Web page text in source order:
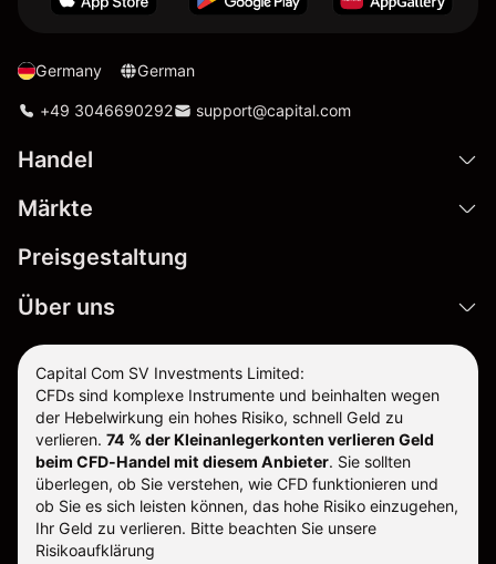
Germany German
+49 3046690292 support@capital.com
Handel
Märkte
Preisgestaltung
Über uns
Capital Com SV Investments Limited:
CFDs sind komplexe Instrumente und beinhalten wegen
der Hebelwirkung ein hohes Risiko, schnell Geld zu
verlieren. 74 % der Kleinanlegerkonten verlieren Geld
beim CFD-Handel mit diesem Anbieter. Sie sollten
überlegen, ob Sie verstehen, wie CFD funktionieren und
ob Sie es sich leisten können, das hohe Risiko einzugehen,
Ihr Geld zu verlieren. Bitte beachten Sie unsere
Risikoaufklärung